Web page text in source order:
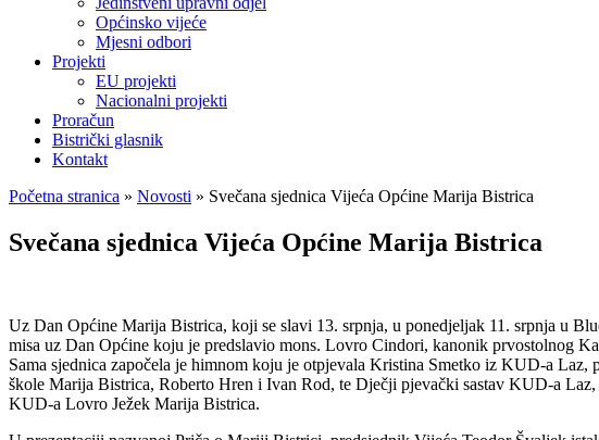
Općinsko vijeće
Mjesni odbori
Projekti
EU projekti
Nacionalni projekti
Proračun
Bistrički glasnik
Kontakt
Početna stranica » Novosti » Svečana sjednica Vijeća Općine Marija Bistrica
Svečana sjednica Vijeća Općine Marija Bistrica
Uz Dan Općine Marija Bistrica, koji se slavi 13. srpnja, u ponedjeljak 11. srpnja u
misa uz Dan Općine koju je predslavio mons. Lovro Cindori, kanonik prvostolnog
Sama sjednica započela je himnom koju je otpjevala Kristina Smetko iz KUD-a
škole Marija Bistrica, Roberto Hren i Ivan Rod, te Dječji pjevački sastav KUD-a
KUD-a Lovro Ježek Marija Bistrica.